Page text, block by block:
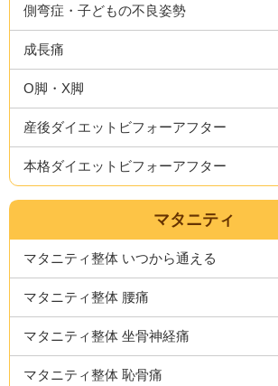
側弯症・子どもの不良姿勢
成長痛
O脚・X脚
産後ダイエットビフォーアフター
本格ダイエットビフォーアフター
マタニティ
マタニティ整体 いつから通える
マタニティ整体 腰痛
マタニティ整体 坐骨神経痛
マタニティ整体 恥骨痛